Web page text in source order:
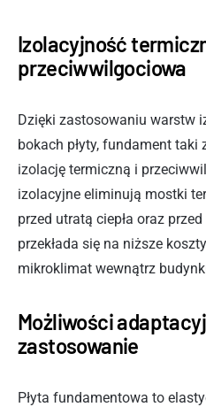
Izolacyjność
przeciwwilgociowa
Dzięki zastosowaniu warstw
bokach płyty, fundament taki
izolację termiczną i
izolacyjne eliminują mostki
przed utratą ciepła oraz
przekłada się na niższe
mikroklimat wewnątrz
Możliwości
zastosowanie
Płyta fundamentowa to